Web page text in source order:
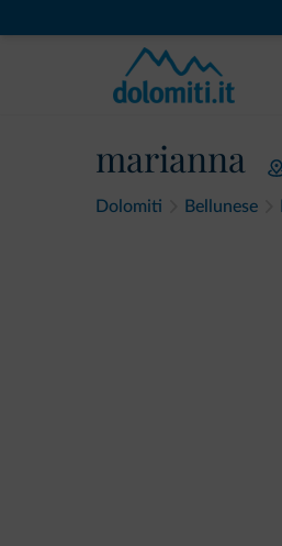
marianna
Dolomiti Bellunese